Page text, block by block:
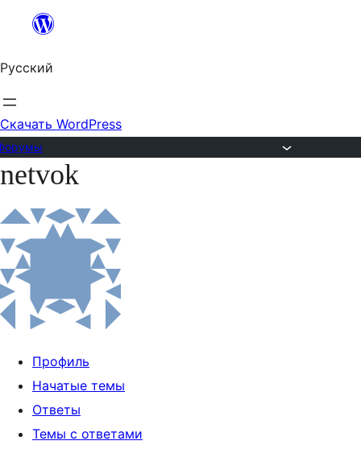
Перейти
содержимому
Русский
Скачать WordPress
Перейти
содержимому
netvok
Профиль
Начатые темы
Ответы
Темы с ответами